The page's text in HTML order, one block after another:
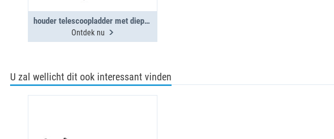
houder telescoopladder met diepte 4
Ontdek nu
U zal wellicht dit ook interessant vinden